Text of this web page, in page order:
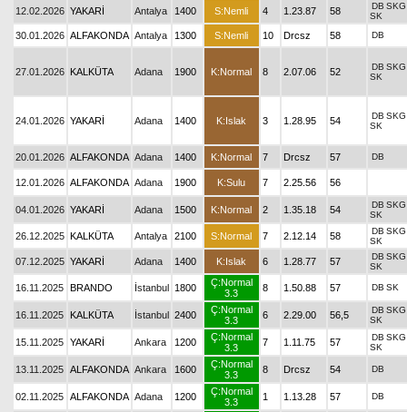
12.02.2026 YAKARİ Antalya 1400 S:Nemli 4 1.23.87 58 DB SKG
SK
30.01.2026 ALFAKONDA Antalya 1300 S:Nemli 10 Drcsz 58 DB
27.01.2026 KALKÜTA Adana 1900 K:Normal 8 2.07.06 52 DB SKG
SK
24.01.2026 YAKARİ Adana 1400 K:Islak 3 1.28.95 54 DB SKG
SK
20.01.2026 ALFAKONDA Adana 1400 K:Normal 7 Drcsz 57 DB
12.01.2026 ALFAKONDA Adana 1900 K:Sulu 7 2.25.56 56
04.01.2026 YAKARİ Adana 1500 K:Normal 2 1.35.18 54 DB SKG
SK
26.12.2025 KALKÜTA Antalya 2100 S:Normal 7 2.12.14 58 DB SKG
SK
07.12.2025 YAKARİ Adana 1400 K:Islak 6 1.28.77 57 DB SKG
SK
16.11.2025 BRANDO İstanbul 1800
Ç:Normal
3.3
8 1.50.88 57 DB SK
16.11.2025 KALKÜTA İstanbul 2400
Ç:Normal
3.3
6 2.29.00 56,5 DB SKG
SK
15.11.2025 YAKARİ Ankara 1200
Ç:Normal
3.3
7 1.11.75 57 DB SKG
SK
13.11.2025 ALFAKONDA Ankara 1600
Ç:Normal
3.3
8 Drcsz 54 DB
02.11.2025 ALFAKONDA Adana 1200
Ç:Normal
3.3
1 1.13.28 57 DB